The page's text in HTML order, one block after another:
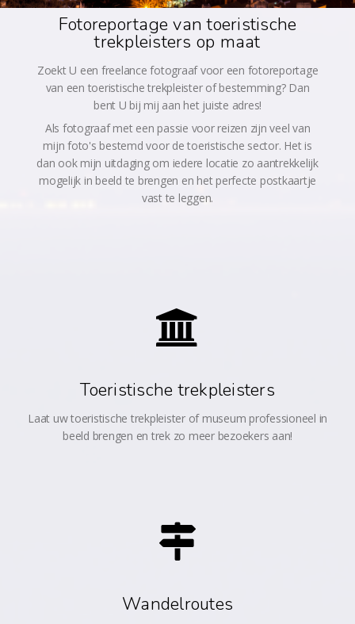
Fotoreportage van toeristische
trekpleisters op maat
Zoekt U een freelance fotograaf voor een fotoreportage
van een toeristische trekpleister of bestemming? Dan
bent U bij mij aan het juiste adres!
Als fotograaf met een passie voor reizen zijn veel van
mijn foto's bestemd voor de toeristische sector. Het is
dan ook mijn uitdaging om iedere locatie zo aantrekkelijk
mogelijk in beeld te brengen en het perfecte postkaartje
vast te leggen.
Toeristische trekpleisters
Laat uw toeristische trekpleister of museum professioneel in
beeld brengen en trek zo meer bezoekers aan!
Wandelroutes